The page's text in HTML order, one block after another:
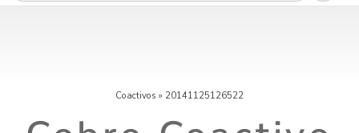
Coactivos » 20141125126522